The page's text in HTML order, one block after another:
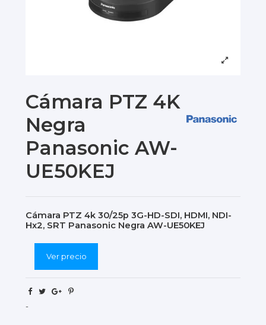
Cámara PTZ 4K
Negra
Panasonic AW-
UE50KEJ
Cámara PTZ 4k 30/25p 3G-HD-SDI, HDMI, NDI-
Hx2, SRT Panasonic Negra AW-UE50KEJ
Ver precio
-